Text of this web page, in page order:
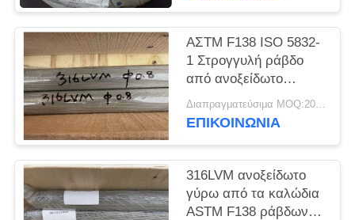
ΑΣTM F138 ISO 5832-
1 Στρογγυλή ράβδο
από ανοξείδωτο
χάλυβα 316LVM UNS
S31673 EN 1.4441
Διαπραγματεύσιμα MOQ:200 κιλά
ΕΠΙΚΟΙΝΩΝΊΑ
316LVM ανοξείδωτο
γύρω από τα καλώδια
ASTM F138 ράβδων